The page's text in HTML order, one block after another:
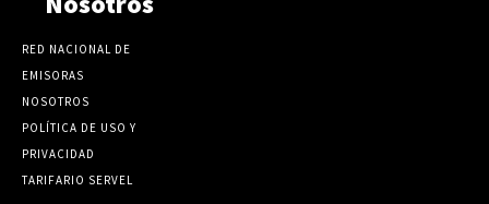
RED NACIONAL DE
EMISORAS
NOSOTROS
POLÍTICA DE USO Y
PRIVACIDAD
TARIFARIO SERVEL